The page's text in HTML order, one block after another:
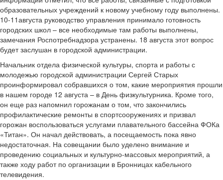
образовательных учреждений к новому учебному году выполнены.
10-11августа руководство управления принимало готовность
городских школ – все необходимые там работы выполнены,
замечания Роспотребнадзора устранены. 18 августа этот вопрос
будет заслушан в городской администрации.
Начальник отдела физической культуры, спорта и работы с
молодежью городской администрации Сергей Старых
проинформировал собравшихся о том, какие мероприятия прошли
в нашем городе 12 августа – в День физкультурника. Кроме того,
он еще раз напомнил горожанам о том, что закончились
профилактические ремонты в спортсооружениях и призвал
горожан воспользоваться услугами плавательного бассейна ФОКа
«Титан». Он начал действовать, а посещаемость пока явно
недостаточная. На совещании было уделено внимание и
проведению социальных и культурно-массовых мероприятий, а
также ходу работ по организации в Бронницах кабельного
телевидения.